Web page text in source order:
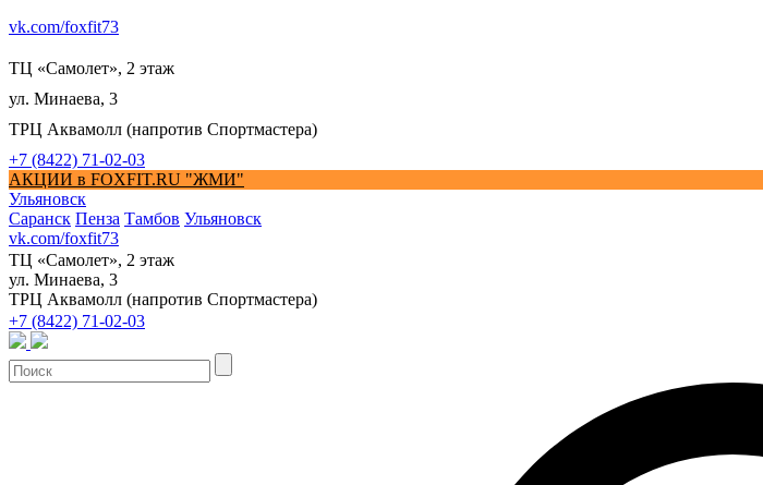
vk.com/foxfit73
ТЦ «Самолет», 2 этаж
ул. Минаева, 3
ТРЦ Аквамолл (напротив Спортмастера)
+7 (8422) 71-02-03
АКЦИИ в FOXFIT.RU "ЖМИ"
Ульяновск
Саранск Пенза Тамбов Ульяновск
vk.com/foxfit73
ТЦ «Самолет», 2 этаж
ул. Минаева, 3
ТРЦ Аквамолл (напротив Спортмастера)
+7 (8422) 71-02-03